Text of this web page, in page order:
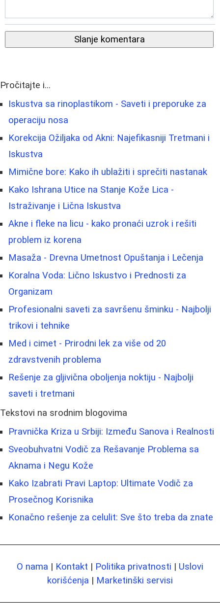
Slanje komentara
Pročitajte i...
Iskustva sa rinoplastikom - Saveti i preporuke za
operaciju nosa
Korekcija Ožiljaka od Akni: Najefikasniji Tretmani i
Iskustva
Mimične bore: Kako ih ublažiti i sprečiti nastanak
Kako Ishrana Utice na Stanje Kože Lica -
Istraživanje i Lična Iskustva
Akne i fleke na licu - kako pronaći uzrok i rešiti
problem iz korena
Masaža - Drevna Umetnost Opuštanja i Lečenja
Koralna Voda: Lično Iskustvo i Prednosti za
Organizam
Profesionalni saveti za savršenu šminku - Najbolji
trikovi i tehnike
Med i cimet - Prirodni lek za više od 20
zdravstvenih problema
Rešenje za gljivična oboljenja noktiju - Najbolji
saveti i tretmani
Tekstovi na srodnim blogovima
Pravnička Kriza u Srbiji: Između Sanova i Realnosti
Sveobuhvatni Vodič za Rešavanje Problema sa
Aknama i Negu Kože
Kako Izabrati Pravi Laptop: Ultimate Vodič za
Prosečnog Korisnika
Konačno rešenje za celulit: Sve što treba da znate
O nama | Kontakt | Politika privatnosti | Uslovi
korišćenja | Marketinški servisi